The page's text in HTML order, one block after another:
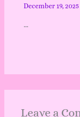
December 19, 2025
…
Leave a